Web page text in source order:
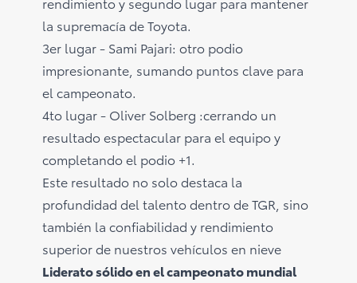
la supremacía de Toyota.
3er lugar - Sami Pajari: otro podio
impresionante, sumando puntos clave para
el campeonato.
4to lugar - Oliver Solberg :cerrando un
resultado espectacular para el equipo y
completando el podio +1.
Este resultado no solo destaca la
profundidad del talento dentro de TGR, sino
también la confiabilidad y rendimiento
superior de nuestros vehículos en nieve
Liderato sólido en el campeonato mundial